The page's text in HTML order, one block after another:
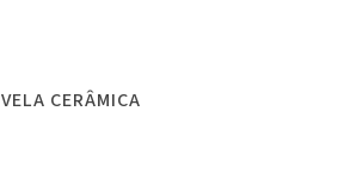
VELA CERÂMICA